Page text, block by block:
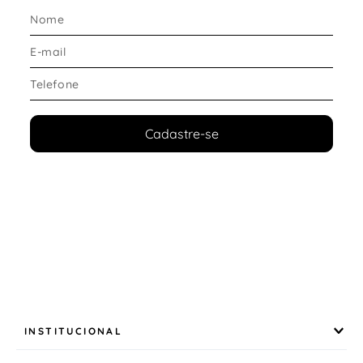
O solado foi projetado para oferecer tração e
segurança durante a corrida.
Destaques do solado:
Boaaderência ao solo
Maior controle nas passadas
Durabilidade para uso frequente
Ajuste firme com fechamento em cadarço
Cadastre-se
INSTITUCIONAL